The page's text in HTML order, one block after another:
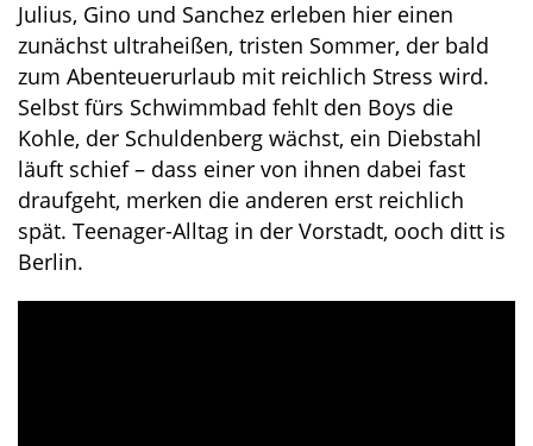
Julius, Gino und Sanchez erleben hier einen
zunächst ultraheißen, tristen Sommer, der bald
zum Abenteuerurlaub mit reichlich Stress wird.
Selbst fürs Schwimmbad fehlt den Boys die
Kohle, der Schuldenberg wächst, ein Diebstahl
läuft schief – dass einer von ihnen dabei fast
draufgeht, merken die anderen erst reichlich
spät. Teenager-Alltag in der Vorstadt, ooch ditt is
Berlin.